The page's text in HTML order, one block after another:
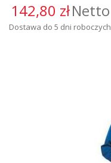
142,80 złNetto
Dostawa do 5 dni roboczych